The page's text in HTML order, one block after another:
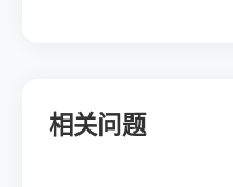
相关问题